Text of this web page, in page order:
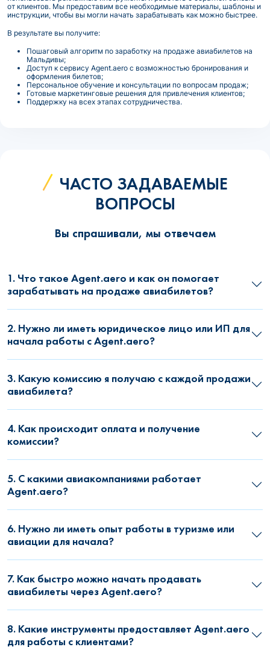
от клиентов. Мы предоставим все необходимые материалы, шаблоны и
инструкции, чтобы вы могли начать зарабатывать как можно быстрее.
В результате вы получите:
Пошаговый алгоритм по заработку на продаже авиабилетов на
Мальдивы;
Доступ к сервису Agent.aero с возможностью бронирования и
оформления билетов;
Персональное обучение и консультации по вопросам продаж;
Готовые маркетинговые решения для привлечения клиентов;
Поддержку на всех этапах сотрудничества.
ЧАСТО ЗАДАВАЕМЫЕ
ВОПРОСЫ
Вы спрашивали, мы отвечаем
1. Что такое Agent.aero и как он помогает
зарабатывать на продаже авиабилетов?
2. Нужно ли иметь юридическое лицо или ИП для
начала работы с Agent.aero?
3. Какую комиссию я получаю с каждой продажи
авиабилета?
4. Как происходит оплата и получение
комиссии?
5. С какими авиакомпаниями работает
Agent.aero?
6. Нужно ли иметь опыт работы в туризме или
авиации для начала?
7. Как быстро можно начать продавать
авиабилеты через Agent.aero?
8. Какие инструменты предоставляет Agent.aero
для работы с клиентами?